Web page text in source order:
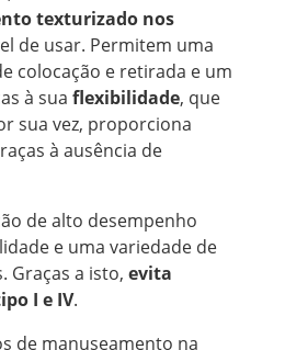
texturizado nos
de usar. Permitem uma
colocação e retirada e um
à sua flexibilidade, que
sua vez, proporciona
à ausência de
de alto desempenho
e uma variedade de
Graças a isto, evita
I e IV.
de manuseamento na